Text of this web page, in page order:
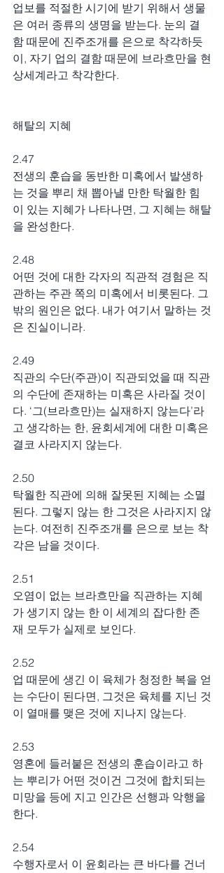
업보를 적절한 시기에 받기 위해서 생물
은 여러 종류의 생명을 받는다. 눈의 결
함 때문에 진주조개를 은으로 착각하듯
이, 자기 업의 결함 때문에 브라흐만을 현
상세계라고 착각한다.
해탈의 지혜
2.47
전생의 훈습을 동반한 미혹에서 발생하
는 것을 뿌리 채 뽑아낼 만한 탁월한 힘
이 있는 지혜가 나타나면, 그 지혜는 해탈
을 완성한다.
2.48
어떤 것에 대한 각자의 직관적 경험은 직
관하는 주관 쪽의 미혹에서 비롯된다. 그
밖의 원인은 없다. 내가 여기서 말하는 것
은 진실이니라.
2.49
직관의 수단(주관)이 직관되었을 때 직관
의 수단에 존재하는 미혹은 사라질 것이
다. ‘그(브라흐만)는 실재하지 않는다’라
고 생각하는 한, 윤회세계에 대한 미혹은
결코 사라지지 않는다.
2.50
탁월한 직관에 의해 잘못된 지혜는 소멸
된다. 그렇지 않는 한 그것은 사라지지 않
는다. 여전히 진주조개를 은으로 보는 착
각은 남을 것이다.
2.51
오염이 없는 브라흐만을 직관하는 지혜
가 생기지 않는 한 이 세계의 잡다한 존
재 모두가 실제로 보인다.
2.52
업 때문에 생긴 이 육체가 청정한 복을 얻
는 수단이 된다면, 그것은 육체를 지닌 것
이 열매를 맺은 것에 지나지 않는다.
2.53
영혼에 들러붙은 전생의 훈습이라고 하
는 뿌리가 어떤 것이건 그것에 합치되는
미망을 등에 지고 인간은 선행과 악행을
한다.
2.54
수행자로서 이 윤회라는 큰 바다를 건너